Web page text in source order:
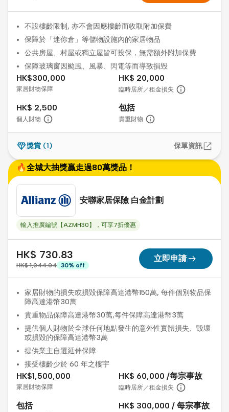
不設樓齡限制, 亦不會因應樓齡而收取附加保費
保障於「迷你倉」等儲物設施內的家居物品
公共房屋、村屋或獨立屋皆可投保，無需額外附加保費
保障玻璃窗因颱風、風暴、閃電等而導致損毁
HK$300,000
家居財物保障
HK$ 20,000
臨時居所／租金損失
HK$ 2,500
個人財物
包括
貴重財物
獎賞 (1) 保單資訊
🔥全城大抽獎贏走過80萬獎品！
安聯家居保險 白金計劃
輸入推廣編號【AZMH30】，可享7折優惠
HK$ 730.83
HK$ 1,044.04 30% off
立即申請arrow_right_alt
家居財物的損失或損毀保障高達港幣150萬, 每件個別物品保
障高達港幣30萬
貴重物品保障高達港幣30萬,每件保障高達港幣3萬
提供個人財物於全球任何地點發生的意外性實體損失、毀壞
或損毀的保障高達港幣3萬
提供業主自選延伸保障
接受樓齡少於 60 年之樓宇
HK$1,500,000
家居財物保障
HK$ 60,000 /每宗事故
臨時居所／租金損失
包括 HK$ 300,000 / 每宗事故